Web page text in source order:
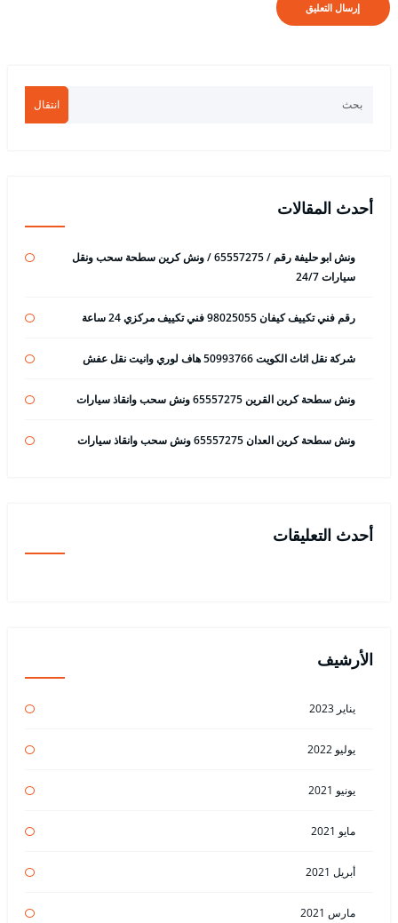
انتقال
أحدث المقالات
ونش ابو حليفة رقم / 65557275 / ونش كرين سطحة سحب ونقل
سيارات 24/7
رقم فني تكييف كيفان 98025055 فني تكييف مركزي 24 ساعة
شركة نقل اثاث الكويت 50993766 هاف لوري وانيت نقل عفش
ونش سطحة كرين القرين 65557275 ونش سحب وانقاذ سيارات
ونش سطحة كرين العدان 65557275 ونش سحب وانقاذ سيارات
أحدث التعليقات
الأرشيف
يناير 2023
يوليو 2022
يونيو 2021
مايو 2021
أبريل 2021
مارس 2021